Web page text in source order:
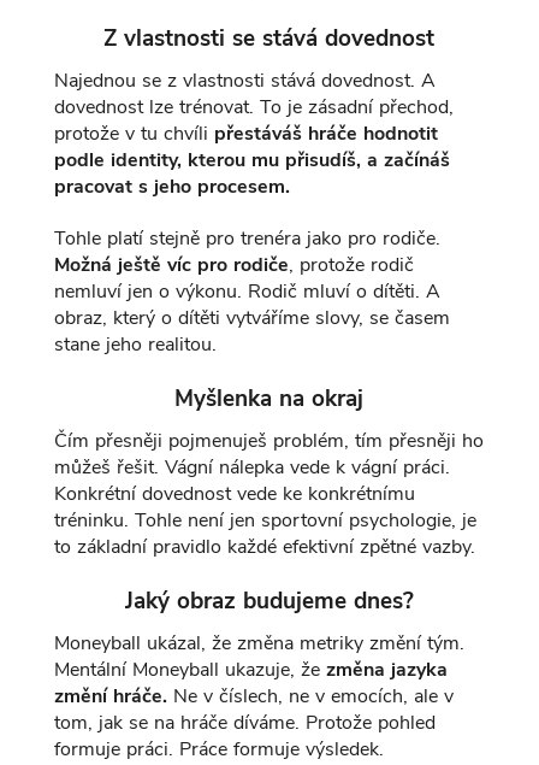
Z vlastnosti se stává dovednost
Najednou se z vlastnosti stává dovednost. A
dovednost lze trénovat. To je zásadní přechod,
protože v tu chvíli přestáváš hráče hodnotit
podle identity, kterou mu přisudíš, a začínáš
pracovat s jeho procesem.
Tohle platí stejně pro trenéra jako pro rodiče.
Možná ještě víc pro rodiče, protože rodič
nemluví jen o výkonu. Rodič mluví o dítěti. A
obraz, který o dítěti vytváříme slovy, se časem
stane jeho realitou.
Myšlenka na okraj
Čím přesněji pojmenuješ problém, tím přesněji ho
můžeš řešit. Vágní nálepka vede k vágní práci.
Konkrétní dovednost vede ke konkrétnímu
tréninku. Tohle není jen sportovní psychologie, je
to základní pravidlo každé efektivní zpětné vazby.
Jaký obraz budujeme dnes?
Moneyball ukázal, že změna metriky změní tým.
Mentální Moneyball ukazuje, že změna jazyka
změní hráče.Ne v číslech, ne v emocích, ale v
tom, jak se na hráče díváme. Protože pohled
formuje práci. Práce formuje výsledek.